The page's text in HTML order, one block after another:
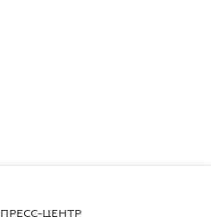
ПРЕСС-ЦЕНТР